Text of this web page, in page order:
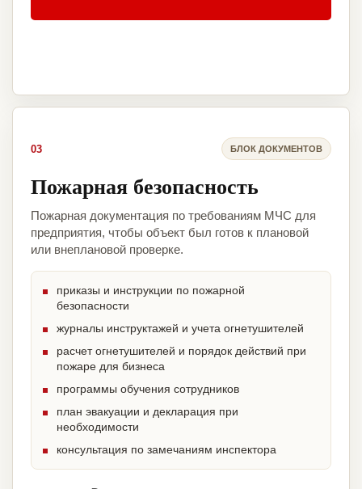
03 БЛОК ДОКУМЕНТОВ
Пожарная безопасность
Пожарная документация по требованиям МЧС для
предприятия, чтобы объект был готов к плановой
или внеплановой проверке.
приказы и инструкции по пожарной
безопасности
журналы инструктажей и учета огнетушителей
расчет огнетушителей и порядок действий при
пожаре для бизнеса
программы обучения сотрудников
план эвакуации и декларация при
необходимости
консультация по замечаниям инспектора